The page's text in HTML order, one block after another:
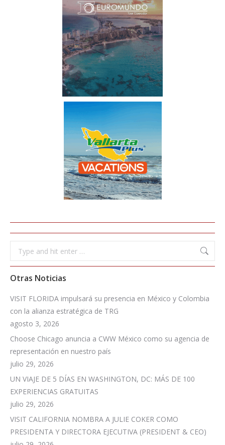
Search:
Otras Noticias
VISIT FLORIDA impulsará su presencia en México y Colombia
con la alianza estratégica de TRG
agosto 3, 2026
Choose Chicago anuncia a CWW México como su agencia de
representación en nuestro país
julio 29, 2026
UN VIAJE DE 5 DÍAS EN WASHINGTON, DC: MÁS DE 100
EXPERIENCIAS GRATUITAS
julio 29, 2026
VISIT CALIFORNIA NOMBRA A JULIE COKER COMO
PRESIDENTA Y DIRECTORA EJECUTIVA (PRESIDENT & CEO)